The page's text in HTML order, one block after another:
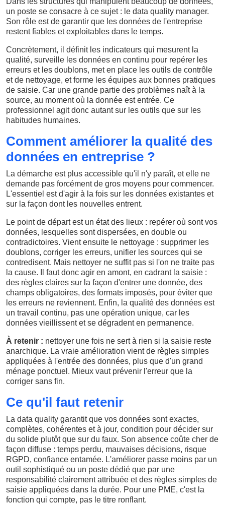
un poste se consacre à ce sujet : le data quality manager.
Son rôle est de garantir que les données de l'entreprise
restent fiables et exploitables dans le temps.
Concrètement, il définit les indicateurs qui mesurent la
qualité, surveille les données en continu pour repérer les
erreurs et les doublons, met en place les outils de contrôle
et de nettoyage, et forme les équipes aux bonnes pratiques
de saisie. Car une grande partie des problèmes naît à la
source, au moment où la donnée est entrée. Ce
professionnel agit donc autant sur les outils que sur les
habitudes humaines.
Comment améliorer la qualité des
données en entreprise ?
La démarche est plus accessible qu'il n'y paraît, et elle ne
demande pas forcément de gros moyens pour commencer.
L'essentiel est d'agir à la fois sur les données existantes et
sur la façon dont les nouvelles entrent.
Le point de départ est un état des lieux : repérer où sont vos
données, lesquelles sont dispersées, en double ou
contradictoires. Vient ensuite le nettoyage : supprimer les
doublons, corriger les erreurs, unifier les sources qui se
contredisent. Mais nettoyer ne suffit pas si l'on ne traite pas
la cause. Il faut donc agir en amont, en cadrant la saisie :
des règles claires sur la façon d'entrer une donnée, des
champs obligatoires, des formats imposés, pour éviter que
les erreurs ne reviennent. Enfin, la qualité des données est
un travail continu, pas une opération unique, car les
données vieillissent et se dégradent en permanence.
À retenir : nettoyer une fois ne sert à rien si la saisie reste
anarchique. La vraie amélioration vient de règles simples
appliquées à l'entrée des données, plus que d'un grand
ménage ponctuel. Mieux vaut prévenir l'erreur que la
corriger sans fin.
Ce qu'il faut retenir
La data quality garantit que vos données sont exactes,
complètes, cohérentes et à jour, condition pour décider sur
du solide plutôt que sur du faux. Son absence coûte cher de
façon diffuse : temps perdu, mauvaises décisions, risque
RGPD, confiance entamée. L'améliorer passe moins par un
outil sophistiqué ou un poste dédié que par une
responsabilité clairement attribuée et des règles simples de
saisie appliquées dans la durée. Pour une PME, c'est la
fonction qui compte, pas le titre ronflant.